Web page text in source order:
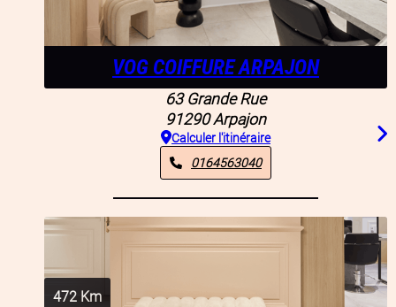
VOG COIFFURE ARPAJON
63 Grande Rue
91290Arpajon
Calculer l'itinéraire
0164563040
472 Km